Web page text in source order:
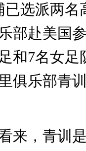
选派两名
部赴美国
和7名女足
俱乐部青
，青训是